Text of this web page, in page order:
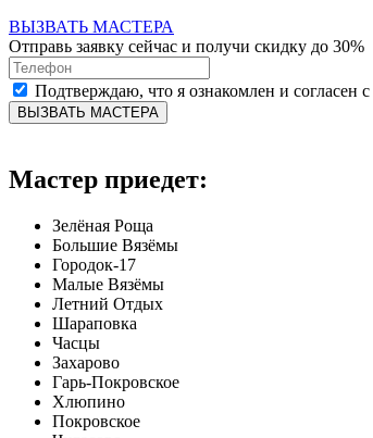
ВЫЗВАТЬ МАСТЕРА
Отправь заявку сейчас и получи скидку до 30%
Подтверждаю, что я ознакомлен и согласен с
ВЫЗВАТЬ МАСТЕРА
Мастер приедет:
Зелёная Роща
Большие Вязёмы
Городок-17
Малые Вязёмы
Летний Отдых
Шараповка
Часцы
Захарово
Гарь-Покровское
Хлюпино
Покровское